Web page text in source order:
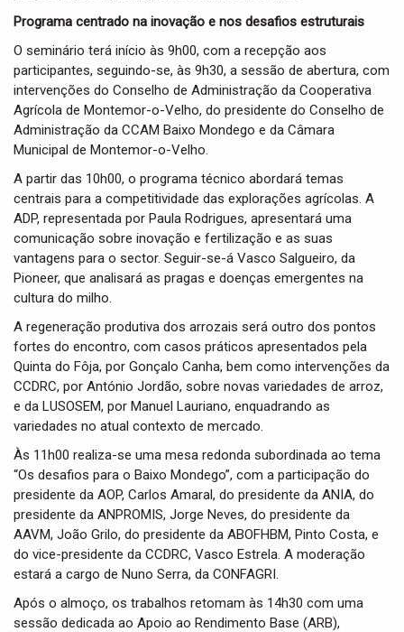
Programa centrado na inovação e nos desafios estruturais
O seminário terá início às 9h00, com a recepção aos
participantes, seguindo-se, às 9h30, a sessão de abertura, com
intervenções do Conselho de Administração da Cooperativa
Agrícola de Montemor-o-Velho, do presidente do Conselho de
Administração da CCAM Baixo Mondego e da Câmara
Municipal de Montemor-o-Velho.
A partir das 10h00, o programa técnico abordará temas
centrais para a competitividade das explorações agrícolas. A
ADP, representada por Paula Rodrigues, apresentará uma
comunicação sobre inovação e fertilização e as suas
vantagens para o sector. Seguir-se-á Vasco Salgueiro, da
Pioneer, que analisará as pragas e doenças emergentes na
cultura do milho.
A regeneração produtiva dos arrozais será outro dos pontos
fortes do encontro, com casos práticos apresentados pela
Quinta do Fôja, por Gonçalo Canha, bem como intervenções da
CCDRC, por António Jordão, sobre novas variedades de arroz,
e da LUSOSEM, por Manuel Lauriano, enquadrando as
variedades no atual contexto de mercado.
Às 11h00 realiza-se uma mesa redonda subordinada ao tema
“Os desafios para o Baixo Mondego”, com a participação do
presidente da AOP, Carlos Amaral, do presidente da ANIA, do
presidente da ANPROMIS, Jorge Neves, do presidente da
AAVM, João Grilo, do presidente da ABOFHBM, Pinto Costa, e
do vice-presidente da CCDRC, Vasco Estrela. A moderação
estará a cargo de Nuno Serra, da CONFAGRI.
Após o almoço, os trabalhos retomam às 14h30 com uma
sessão dedicada ao Apoio ao Rendimento Base (ARB),